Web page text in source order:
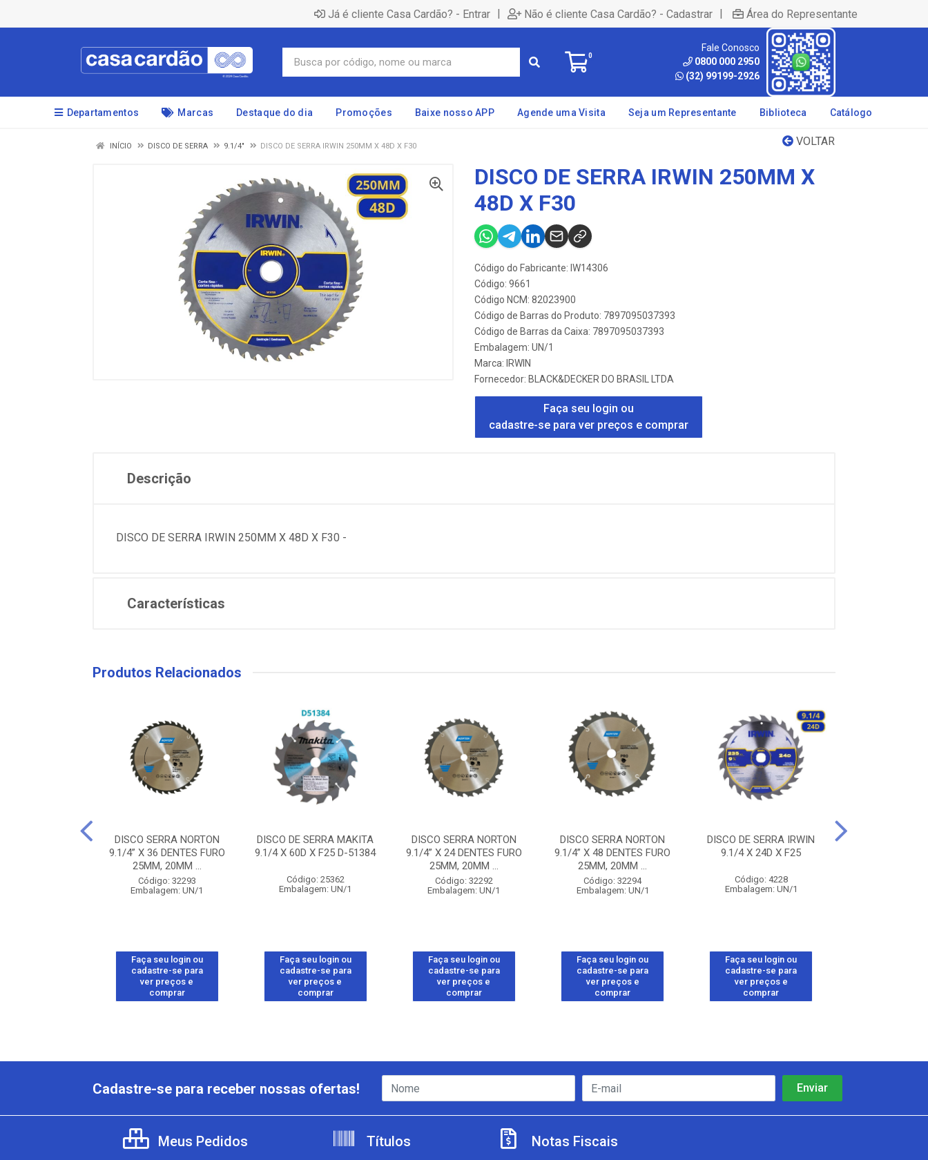
Já é cliente Casa Cardão? - Entrar | Não é cliente Casa Cardão? - Cadastrar | Área do Representante
0
Fale Conosco
0800 000 2950
(32) 99199-2926
Departamentos Marcas Destaque do dia Promoções Baixe nosso APP Agende uma Visita Seja um Representante Biblioteca Catálogo
VOLTAR
INÍCIO DISCO DE SERRA 9.1/4" DISCO DE SERRA IRWIN 250MM X 48D X F30
DISCO DE SERRA IRWIN 250MM X
48D X F30
Código do Fabricante: IW14306
Código: 9661
Código NCM: 82023900
Código de Barras do Produto: 7897095037393
Código de Barras da Caixa: 7897095037393
Embalagem: UN/1
Marca: IRWIN
Fornecedor: BLACK&DECKER DO BRASIL LTDA
Faça seu login ou
cadastre-se para ver preços e comprar
Descrição
DISCO DE SERRA IRWIN 250MM X 48D X F30 -
Características
Produtos Relacionados
DISCO SERRA NORTON
9.1/4” X 36 DENTES FURO
25MM, 20MM ...
Código: 32293
Embalagem: UN/1
Faça seu login ou
cadastre-se para
ver preços e
comprar
DISCO DE SERRA MAKITA
9.1/4 X 60D X F25 D-51384
Código: 25362
Embalagem: UN/1
Faça seu login ou
cadastre-se para
ver preços e
comprar
DISCO SERRA NORTON
9.1/4” X 24 DENTES FURO
25MM, 20MM ...
Código: 32292
Embalagem: UN/1
Faça seu login ou
cadastre-se para
ver preços e
comprar
DISCO SERRA NORTON
9.1/4” X 48 DENTES FURO
25MM, 20MM ...
Código: 32294
Embalagem: UN/1
Faça seu login ou
cadastre-se para
ver preços e
comprar
DISCO DE SERRA IRWIN
9.1/4 X 24D X F25
Código: 4228
Embalagem: UN/1
Faça seu login ou
cadastre-se para
ver preços e
comprar
Cadastre-se para receber nossas ofertas!
Meus Pedidos Títulos Notas Fiscais